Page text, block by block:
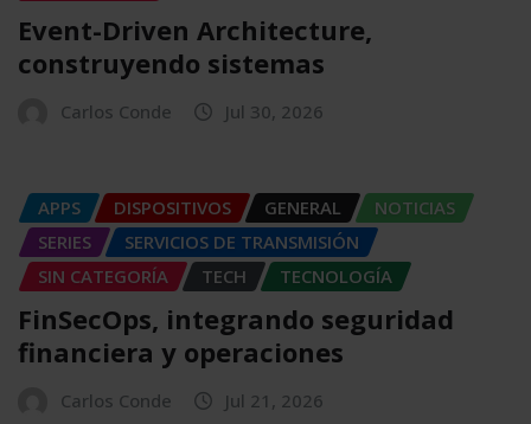
Event-Driven Architecture,
construyendo sistemas
Carlos Conde Jul 30, 2026
APPS DISPOSITIVOS GENERAL
NOTICIAS
SERIES
SERVICIOS DE TRANSMISIÓN
SIN CATEGORÍA
TECH TECNOLOGÍA
FinSecOps, integrando seguridad
financiera y operaciones
Carlos Conde Jul 21, 2026